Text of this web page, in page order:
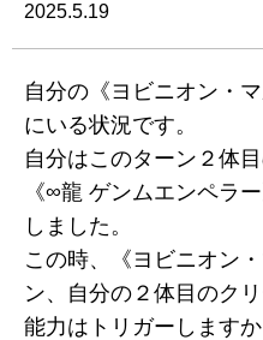
2025.5.19
自分の《ヨビニオン・
にいる状況です。
自分はこのターン２体
《∞龍 ゲンムエンペラ
しました。
この時、《ヨビニオン
ン、自分の２体目のク
能力はトリガーしますか